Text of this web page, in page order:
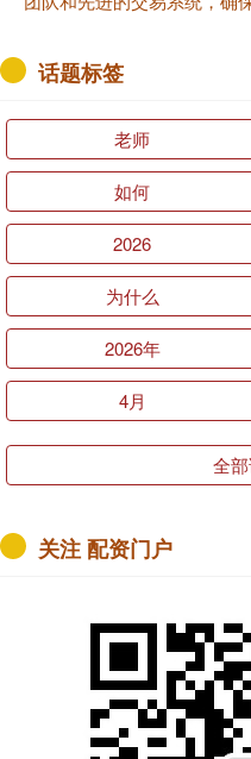
话题标签
老师
如何
2026
为什么
2026年
4月
全
关注 配资门户